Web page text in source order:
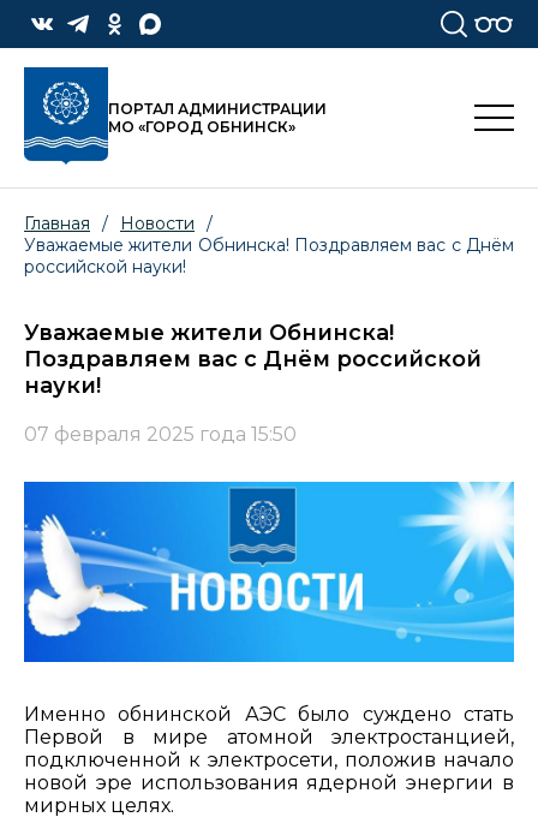
ПОРТАЛ АДМИНИСТРАЦИИ
МО «ГОРОД ОБНИНСК»
Главная / Новости
/
Уважаемые жители Обнинска! Поздравляем вас с Днём
российской науки!
Уважаемые жители Обнинска!
Поздравляем вас с Днём российской
науки!
07 февраля 2025 года 15:50
Именно обнинской АЭС было суждено стать
Первой в мире атомной электростанцией,
подключенной к электросети, положив начало
новой эре использования ядерной энергии в
мирных целях.